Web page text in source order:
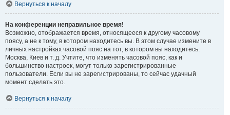
Вернуться к началу
На конференции неправильное время!
Возможно, отображается время, относящееся к другому часовому
поясу, а не к тому, в котором находитесь вы. В этом случае измените в
личных настройках часовой пояс на тот, в котором вы находитесь:
Москва, Киев и т. д. Учтите, что изменять часовой пояс, как и
большинство настроек, могут только зарегистрированные
пользователи. Если вы не зарегистрированы, то сейчас удачный
момент сделать это.
Вернуться к началу